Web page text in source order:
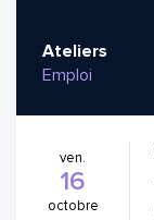
Ateliers
Emploi
ven.
16
octobre